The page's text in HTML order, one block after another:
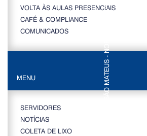
VOLTA ÀS AULAS PRESENCIAIS
CAFÉ & COMPLIANCE
COMUNICADOS
MENU
SERVIDORES
NOTÍCIAS
COLETA DE LIXO